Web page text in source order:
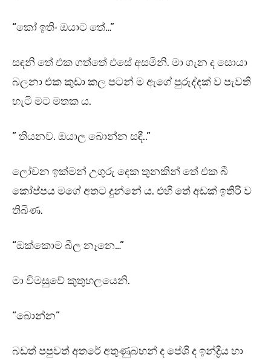
“කෝ ඉතිං ඔයාට තේ…”
සඳනි තේ එක ගත්තේ එසේ අසමිනි. මා ගැන ද සොයා
බලනා එක කුඩා කල පටන් ම ඇගේ පුරුද්දක් ව පැවති
හැටි මට මතක ය.
” තියනව. ඔයාල බොන්න සඳී..”
ලෝචන ඉක්මන් උගුරු දෙක තුනකින් තේ එක බී
කෝප්පය මගේ අතට දුන්නේ ය. එහි තේ අඩක් ඉතිරි ව
තිබිණ.
“ඔක්කොම බීල නෑනෙ…”
මා විමසුවේ කුතුහලයෙනි.
“බොන්න”
බඩත් පපුවත් අතරේ අතුණුබහන් ද පේශි ද ඉන්ද්‍රිය හා